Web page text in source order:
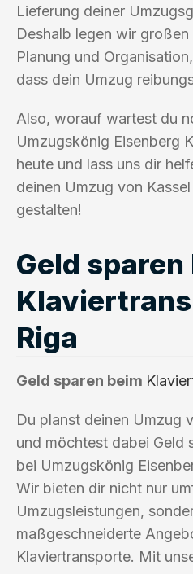
Lieferung deiner
Deshalb legen wir
Planung und
dass dein Umzug
Also, worauf wartest du
Umzugskönig Eisenberg
heute und lass uns dir
deinen Umzug von
gestalten!
Geld sparen
Riga
Geld sparen beim
Du planst deinen Umzug
und möchtest dabei Geld
bei Umzugskönig
Wir bieten dir nicht nur
Umzugsleistungen,
maßgeschneiderte
Klaviertransporte. Mit